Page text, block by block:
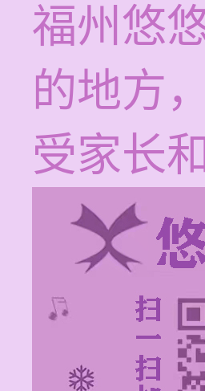
福州悠
的地方
受家长